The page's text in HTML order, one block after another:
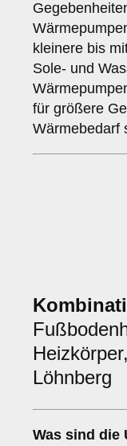
kleinere bis
Sole- und
für größere
Wärmebedarf
Löhnberg
Was sind die